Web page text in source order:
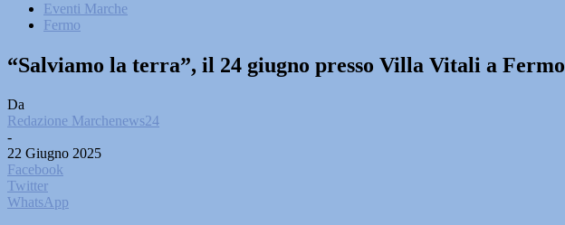
Eventi Marche
Fermo
“Salviamo la terra”, il 24 giugno presso Villa Vitali a Fermo
Da
Redazione Marchenews24
-
22 Giugno 2025
Facebook
Twitter
WhatsApp